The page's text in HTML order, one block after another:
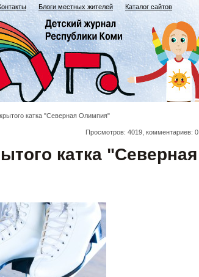
Блоги местных жителей Каталог сайтов
катка "Северная Олимпия"
Просмотров: 4019, комментариев: 0
катка "Северная